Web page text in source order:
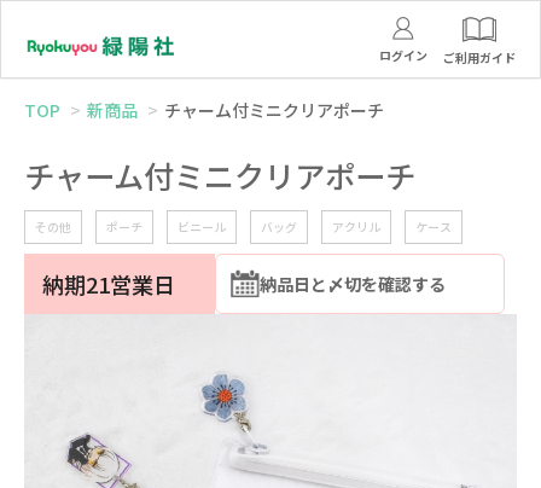
ログイン ご利用ガイド
TOP 新商品 チャーム付ミニクリアポーチ
チャーム付ミニクリアポーチ
その他 ポーチ ビニール バッグ アクリル ケース
納期21営業日 納品日と〆切を確認する